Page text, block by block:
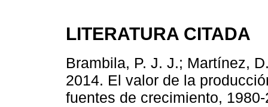
LITERATURA CITADA
Brambila, P. J. J.; Martínez,
2014. El valor de la
fuentes de crecimiento,